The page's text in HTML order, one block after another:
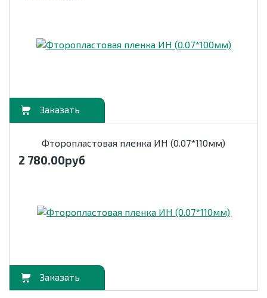
Фторопластовая пленка ИН (0.07*110мм)
2 780.00руб